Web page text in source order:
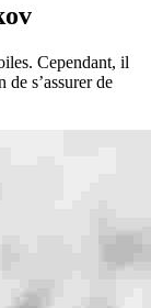
Cependant, il
s’assurer de